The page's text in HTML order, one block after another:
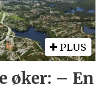
PLUS
øker: – En